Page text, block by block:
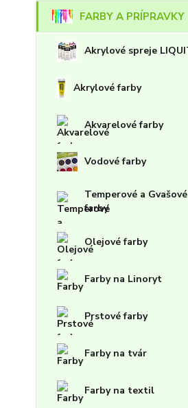
FARBY A PRÍPRAVKY
Akrylové spreje
Akrylové farby
Akvarelové farby
Vodové farby
Temperové a Gvašové
farby
Olejové farby
Farby na Linoryt
Prstové farby
Farby na tvár
Farby na textil